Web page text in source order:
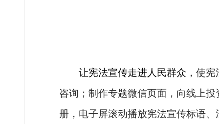
让宪法宣传走进人民群众， 使宪
咨询 ； 制作专题微信页面， 向线上投
册，电子屏滚动播放宪法宣传标语